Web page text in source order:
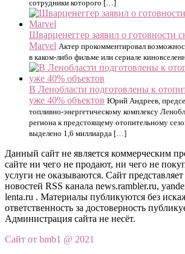
сотрудники которого […]
Шварценеггер заявил о готовности
Marvel Актер прокомментировал
в каком-либо фильме или сериале
В Ленобласти подготовлены к
уже 40% объектов Юрий Андреев,
топливно-энергетическому комплексу
региона к предстоящему отопительному
выделено 1,6 миллиарда […]
Данный сайт не является коммерческим
сайте ни чего не продают, ни чего не
услуги не оказываются. Сайт
новостей RSS канала news.rambler.ru,
lenta.ru . Материалы публикуются без
ответственность за достоверность
Администрация сайта не несёт.
Сайт от bmb1 @ 2021